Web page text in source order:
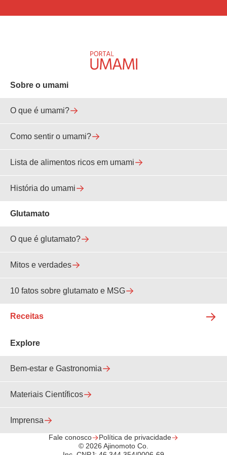
Sobre o umami
O que é umami?
Como sentir o umami?
Lista de alimentos ricos em umami
História do umami
Glutamato
O que é glutamato?
Mitos e verdades
10 fatos sobre glutamato e MSG
Receitas
Explore
Bem-estar e Gastronomia
Materiais Científicos
Imprensa
Fale conosco
Política de privacidade
© 2026 Ajinomoto Co.